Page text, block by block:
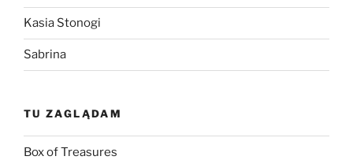
Kasia Stonogi
Sabrina
TU ZAGLĄDAM
Box of Treasures